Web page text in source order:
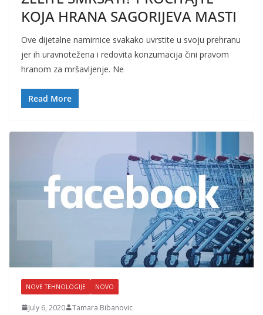
KOJA HRANA SAGORIJEVA MASTI
Ove dijetalne namirnice svakako uvrstite u svoju prehranu
jer ih uravnotežena i redovita konzumacija čini pravom
hranom za mršavljenje. Ne
Read More
NOVE TEHNOLOGIJE NOVO
July 6, 2020 Tamara Bibanovic